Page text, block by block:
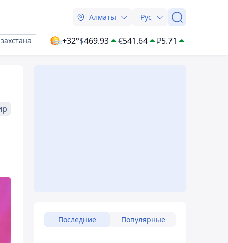
Алматы Рус
+32°$469.93 €541.64 ₽5.71
Последние Популярные